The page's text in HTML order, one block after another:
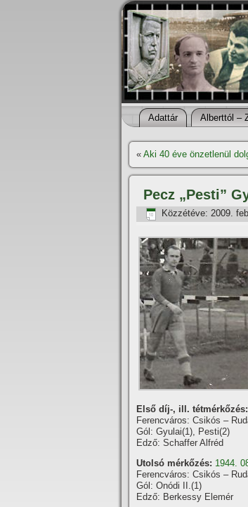
Adattár Alberttól –
« Aki 40 éve önzetlenül
Pecz „Pesti”
Közzétéve: 2009.
Első díj-, ill. tétmérkőzés:
Ferencváros: Csikós –
Gól: Gyulai(1), Pesti(2)
Edző: Schaffer Alfréd
Utolsó mérkőzés: 1944.
Ferencváros: Csikós –
Gól: Onódi II.(1)
Edző: Berkessy Elemér